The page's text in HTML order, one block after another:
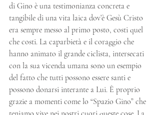
di Gino è una testimonianza concreta e
tangibile di una vita laica dov’è Gesù Cristo
era sempre messo al primo posto, costi quel
che costi. La caparbietà e il coraggio che
hanno animato il grande ciclista, intersecati
con la sua vicenda umana sono un esempio
del fatto che tutti possono essere santi e
possono donarsi interante a Lui. È proprio
grazie a momenti come lo “Spazio Gino” che